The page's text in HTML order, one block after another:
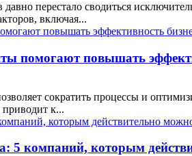
перестало сводиться
включая...
помогают повышать
сократить процессы и
к...
5 компаний, которым